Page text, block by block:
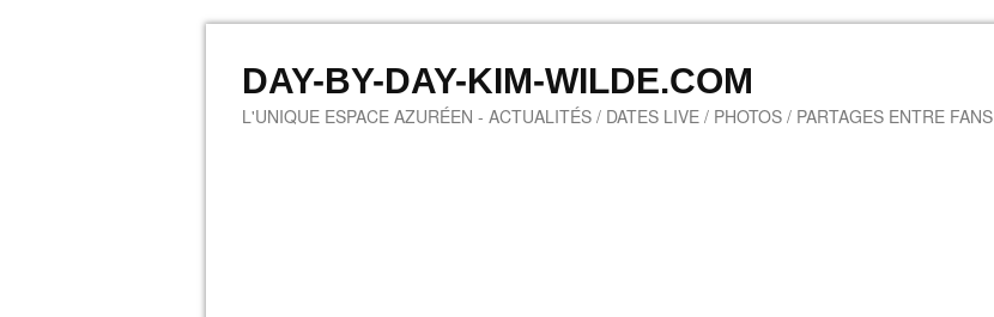
DAY-BY-DAY-KIM-WILDE.COM
L'UNIQUE ESPACE AZURÉEN - ACTUALITÉS / DATES LIVE / PHOTOS / PARTAGES ENTRE FANS